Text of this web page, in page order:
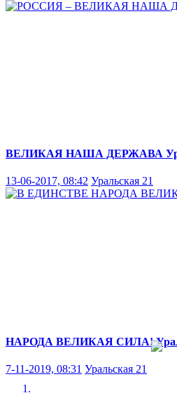
ВЕЛИКАЯ НАША ДЕРЖАВА
13-06-2017, 08:42 Уральская 21
НАРОДА ВЕЛИКАЯ СИЛА!
7-11-2019, 08:31 Уральская 21